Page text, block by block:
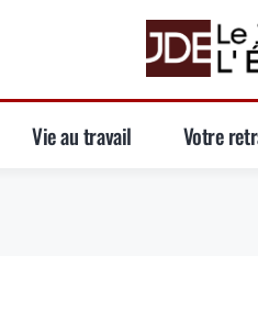
Vie au travail Votre